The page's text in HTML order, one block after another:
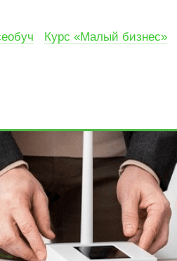
Курс «Малый бизнес»